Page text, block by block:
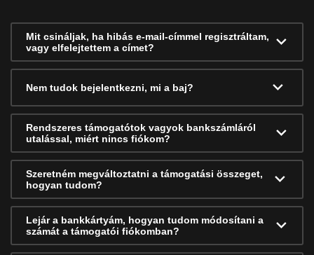
Mit csináljak, ha hibás e-mail-címmel regisztráltam,
vagy elfelejtettem a címet?
Nem tudok bejelentkezni, mi a baj?
Rendszeres támogatótok vagyok bankszámláról
utalással, miért nincs fiókom?
Szeretném megváltoztatni a támogatási összeget,
hogyan tudom?
Lejár a bankkártyám, hogyan tudom módosítani a
számát a támogatói fiókomban?